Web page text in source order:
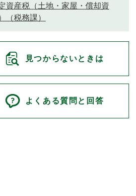
資産税（土地・家屋・償却資
（税務課）
見つからないときは
よくある質問と回答